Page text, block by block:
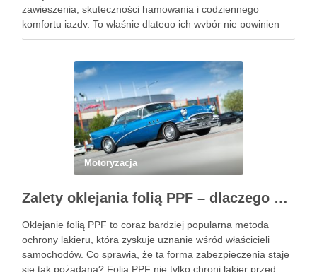
zawieszenia, skuteczności hamowania i codziennego
komfortu jazdy. To właśnie dlatego ich wybór nie powinien
sprowadzać się wyłącznie do wzoru, koloru albo okazji
Motoryzacja
Zalety oklejania folią PPF – dlaczego warto zainwestować w ochronę lakieru?
Oklejanie folią PPF to coraz bardziej popularna metoda
ochrony lakieru, która zyskuje uznanie wśród właścicieli
samochodów. Co sprawia, że ta forma zabezpieczenia staje
się tak pożądana? Folia PPF nie tylko chroni lakier przed